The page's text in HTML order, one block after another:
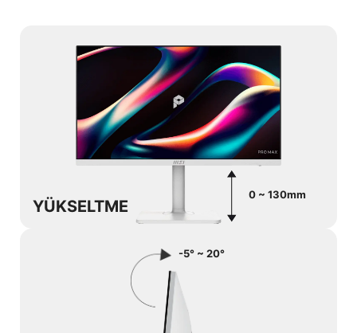
YÜKSELTME
0 ~ 130mm
-5° ~ 20°